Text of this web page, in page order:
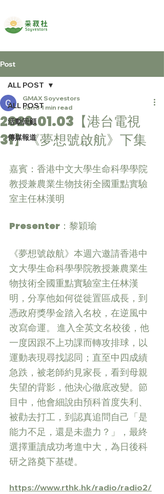
Post
ALL POST
活動回顧
傳媒報道
ALL POST
2026.01.03【港台電視
31】《夢想號啟航》下集
GMAX Soyvestors
Jan 3 1 min read
嘉賓：香港中文大學生命科學學院
教授兼農業生物技術全國重點實驗
室主任林漢明
Presenter：黎穎瑜
《夢想號啟航》本週六邀請香港中
文大學生命科學學院教授兼農業生
物技術全國重點實驗室主任林漢
明，分享他如何從徙置區成長，到
憑政府獎學金踏入名校，在逆風中
改寫命運。 進入全英文名校後，他
一度因跟不上功課而轉攻排球，以
運動表現尋找認同；直至中四成績
急跌，被老師約見家長，看到母親
失望的背影，他決心徹底改變。節
目中，他會細說由預科首度失利、
被勸去打工，到認真追問自己「是
能力不足，還是未盡力？」，最終
選擇重讀成功考進中大，為日後科
研之路奠下基礎。
https://www.rthk.hk/radio/radio2/